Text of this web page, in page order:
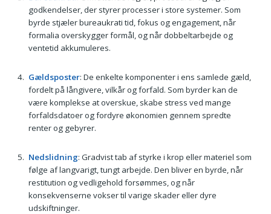
godkendelser, der styrer processer i store systemer. Som
byrde stjæler bureaukrati tid, fokus og engagement, når
formalia overskygger formål, og når dobbeltarbejde og
ventetid akkumuleres.
Gældsposter: De enkelte komponenter i ens samlede gæld,
fordelt på långivere, vilkår og forfald. Som byrder kan de
være komplekse at overskue, skabe stress ved mange
forfaldsdatoer og fordyre økonomien gennem spredte
renter og gebyrer.
Nedslidning: Gradvist tab af styrke i krop eller materiel som
følge af langvarigt, tungt arbejde. Den bliver en byrde, når
restitution og vedligehold forsømmes, og når
konsekvenserne vokser til varige skader eller dyre
udskiftninger.